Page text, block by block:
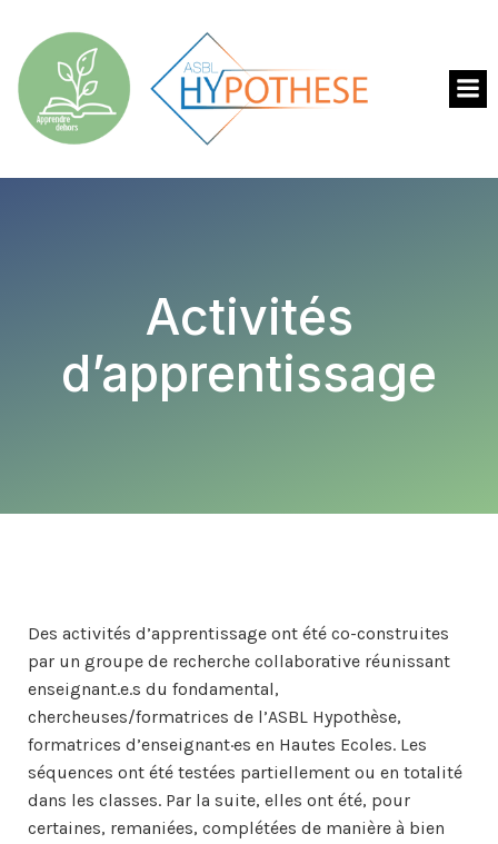
Activités
d’apprentissage
Des activités d’apprentissage ont été co-construites
par un groupe de recherche collaborative réunissant
enseignant.e.s du fondamental,
chercheuses/formatrices de l’ASBL Hypothèse,
formatrices d’enseignant·es en Hautes Ecoles. Les
séquences ont été testées partiellement ou en totalité
dans les classes. Par la suite, elles ont été, pour
certaines, remaniées, complétées de manière à bien